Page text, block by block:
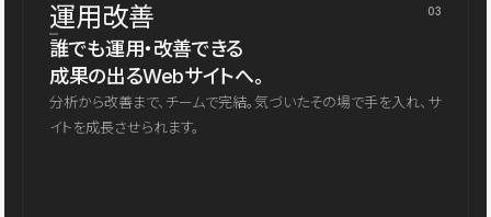
運用改善 03
誰でも運用・改善できる
成果の出るWebサイトへ。
分析から改善まで、チームで完結。気づいたその場で手を入れ、サ
イトを成長させられます。